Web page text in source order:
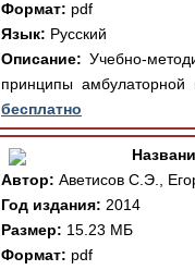
Формат: pdf
Язык: Русский
Описание: Учебно-
принципы
бесплатно
Автор: Аветисов С.Э.,
Год издания: 2014
Размер: 15.23 МБ
Формат: pdf